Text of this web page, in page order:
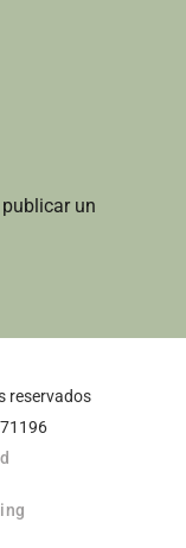
un
reservados